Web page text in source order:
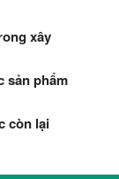
xây
sản phẩm
còn lại